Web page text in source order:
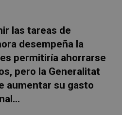
las tareas de
desempeña la
permitiría ahorrarse
pero la Generalitat
aumentar su gasto